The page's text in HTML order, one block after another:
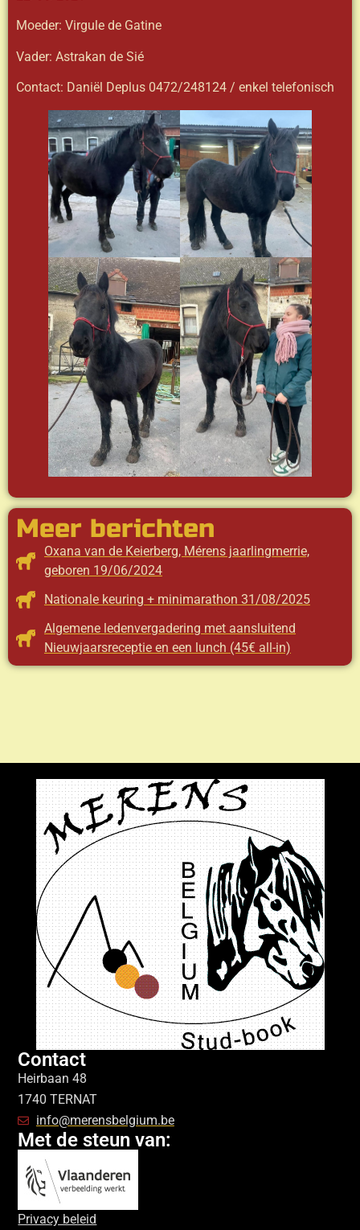
Moeder: Virgule de Gatine
Vader: Astrakan de Sié
Contact: Daniël Deplus 0472/248124 / enkel telefonisch
Meer berichten
Oxana van de Keierberg, Mérens jaarlingmerrie,
geboren 19/06/2024
Nationale keuring + minimarathon 31/08/2025
Algemene ledenvergadering met aansluitend
Nieuwjaarsreceptie en een lunch (45€ all-in)
Contact
Heirbaan 48
1740 TERNAT
info@merensbelgium.be
Met de steun van:
Privacy beleid